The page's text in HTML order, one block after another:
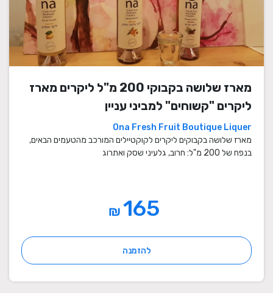
מארז שלושה בקבוקי 200 מ"ל ליקרים מארז
ליקרים "קשוחים" למביני עניין
Ona Fresh Fruit Boutique Liquer
מארז שלושה בקבוקים ליקרים לקוקטיילים המורכב מהטעמים הבאים,
בנפח של 200 מ"ל: חרוב, גלעיני שסק ואתרוג
₪
להזמנה